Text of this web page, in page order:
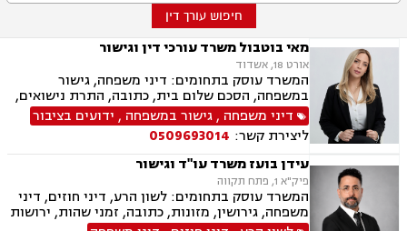
חיפוש עורך דין
מאי בוטבול משרד עורכי דין וגישור
אורט 18, אשדוד
המשרד עוסק בתחומים: דיני משפחה, גישור
במשפחה, הסכם שלום בית, כתובה, התרת נישואים,
ידועים בציבור, אפוטרופסות, הסכמי ממון, מזונות,
גירושין, הורות חד מינית, נישואים אזרחיים, חלוקת
רכוש, תיאום הורי, זמני שהות (החזקת ילדים), ניכור
הורי, ייפוי כוח מתמשך, ירושות וצוואות
דיני משפחה ,גישור במשפחה , ידועים בציבור
ליצירת קשר: 0509693014
עידן בועז משרד עו"ד וגישור
פיק"א 1, פתח תקווה
המשרד עוסק בתחומים: לשון הרע, דיני חוזים, דיני
משפחה, גירושין, מזונות, כתובה, זמני שהות, ירושות